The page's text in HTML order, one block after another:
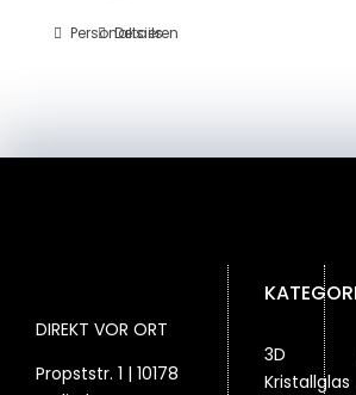
Personalisieren
Details
DIREKT VOR ORT
Propststr. 1 | 10178
3D
Kristallglas